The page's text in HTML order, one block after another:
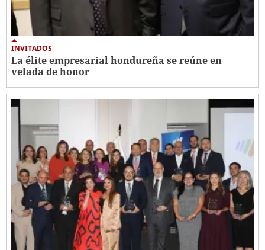
INVITADOS
La élite empresarial hondureña se reúne en
velada de honor